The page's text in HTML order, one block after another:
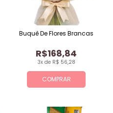
COMPRAR
3x de R$ 56,28
R$168,84
Buquê De Flores Brancas